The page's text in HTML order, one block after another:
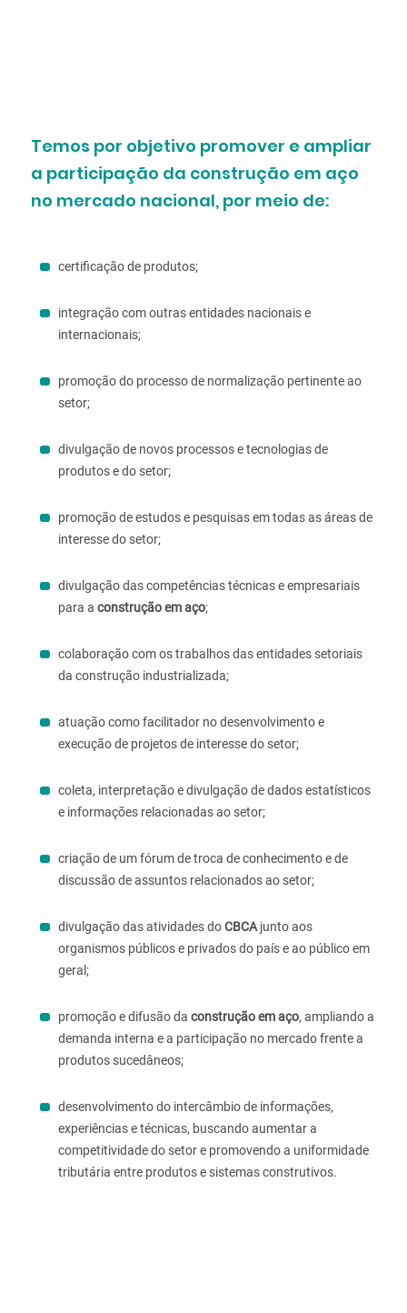
Temos por objetivo promover e ampliar
a participação da construção em aço
no mercado nacional, por meio de:
certificação de produtos;
integração com outras entidades nacionais e
internacionais;
promoção do processo de normalização pertinente ao
setor;
divulgação de novos processos e tecnologias de
produtos e do setor;
promoção de estudos e pesquisas em todas as áreas de
interesse do setor;
divulgação das competências técnicas e empresariais
para aconstrução em aço;
colaboração com os trabalhos das entidades setoriais
da construção industrializada;
atuação como facilitador no desenvolvimento e
execução de projetos de interesse do setor;
coleta, interpretação e divulgação de dados estatísticos
e informações relacionadas ao setor;
criação de um fórum de troca de conhecimento e de
discussão de assuntos relacionados ao setor;
divulgação das atividades doCBCA junto aos
organismos públicos e privados do país e ao público em
geral;
promoção e difusão daconstrução em aço, ampliando a
demanda interna e a participação no mercado frente a
produtos sucedâneos;
desenvolvimento do intercâmbio de informações,
experiências e técnicas, buscando aumentar a
competitividade do setor e promovendo a uniformidade
tributária entre produtos e sistemas construtivos.